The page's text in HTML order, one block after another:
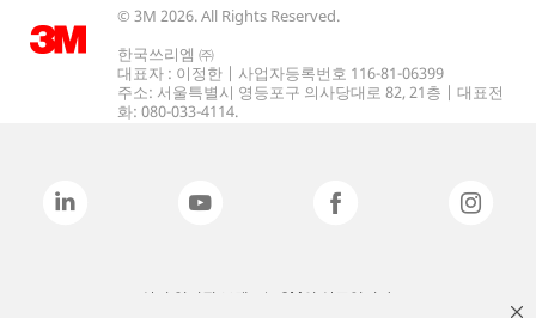
© 3M 2026. All Rights Reserved.
한국쓰리엠 ㈜
대표자 : 이정한 | 사업자등록번호 116-81-06399
주소: 서울특별시 영등포구 의사당대로 82, 21층 | 대표전
화: 080-033-4114.
상기 열거된 브랜드는 3M의 상표입니다.